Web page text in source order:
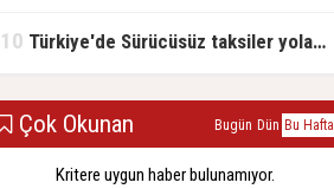
10 Türkiye'de Sürücüsüz taksiler yola çıkmaya hazırlanıyor
Çok Okunan Bugün Dün Bu Hafta
Kritere uygun haber bulunamıyor.